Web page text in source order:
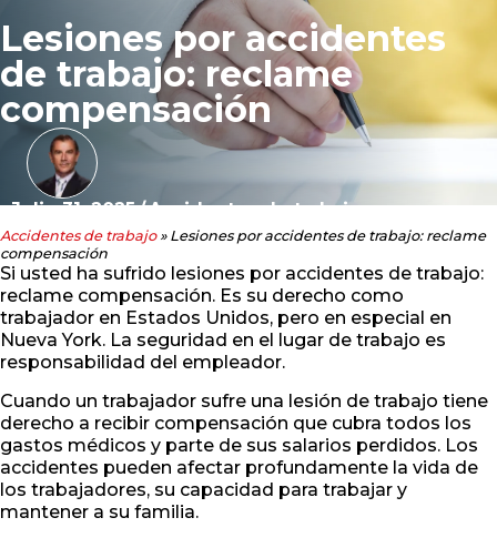
Lesiones por accidentes
de trabajo: reclame
compensación
Julio 31, 2025/Accidentes de trabajo
Accidentes de trabajo» Lesiones por accidentes de trabajo: reclame
compensación
Si usted ha sufrido lesiones por accidentes de trabajo:
reclame compensación. Es su derecho como
trabajador en Estados Unidos, pero en especial en
Nueva York. La seguridad en el lugar de trabajo es
responsabilidad del empleador.
Cuando un trabajador sufre una lesión de trabajo tiene
derecho a recibir compensación que cubra todos los
gastos médicos y parte de sus salarios perdidos. Los
accidentes pueden afectar profundamente la vida de
los trabajadores, su capacidad para trabajar y
mantener a su familia.